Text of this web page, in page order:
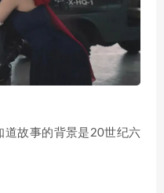
道故事的背景是20世纪六